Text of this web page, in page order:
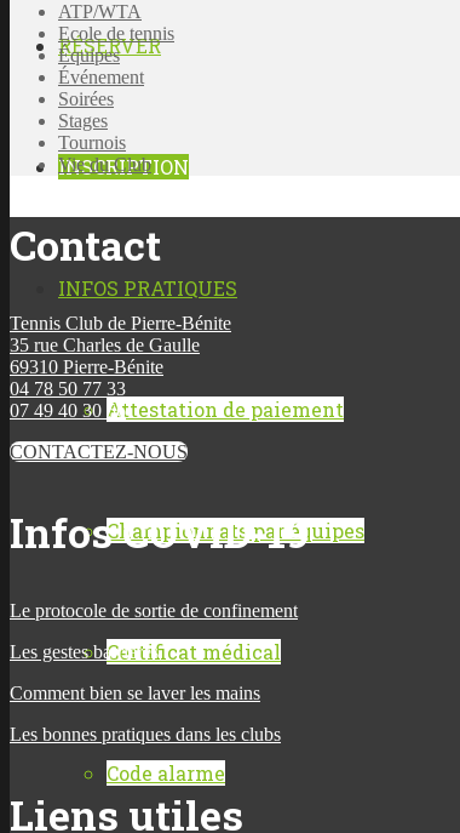
RÉSERVER
INSCRIPTION
INFOS PRATIQUES
Attestation de paiement
Championnats par équipes
Certificat médical
Code alarme
ATP/WTA
Ecole de tennis
Équipes
Événement
Soirées
Stages
Tournois
Vie du Club
Contact
Tennis Club de Pierre-Bénite
35 rue Charles de Gaulle
69310 Pierre-Bénite
04 78 50 77 33
07 49 40 30 56
CONTACTEZ-NOUS
Infos COVID-19
Le protocole de sortie de confinement
Les gestes barrières
Comment bien se laver les mains
Les bonnes pratiques dans les clubs
Liens utiles